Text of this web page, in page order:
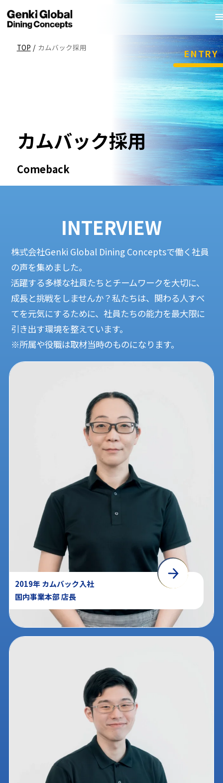
ENTRY
TOP / カムバック採用
カムバック採用
Comeback
INTERVIEW
株式会社Genki Global Dining Conceptsで働く社員
の声を集めました。
活躍する多様な社員たちとチームワークを大切に、
成長と挑戦をしませんか？私たちは、関わる人すべ
てを元気にするために、社員たちの能力を最大限に
引き出す環境を整えています。
※所属や役職は取材当時のものになります。
2019年 カムバック入社
国内事業本部 店長